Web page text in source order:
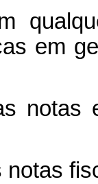
em
notas
notas